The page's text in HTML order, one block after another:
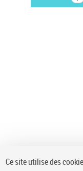
Ce site utilise des